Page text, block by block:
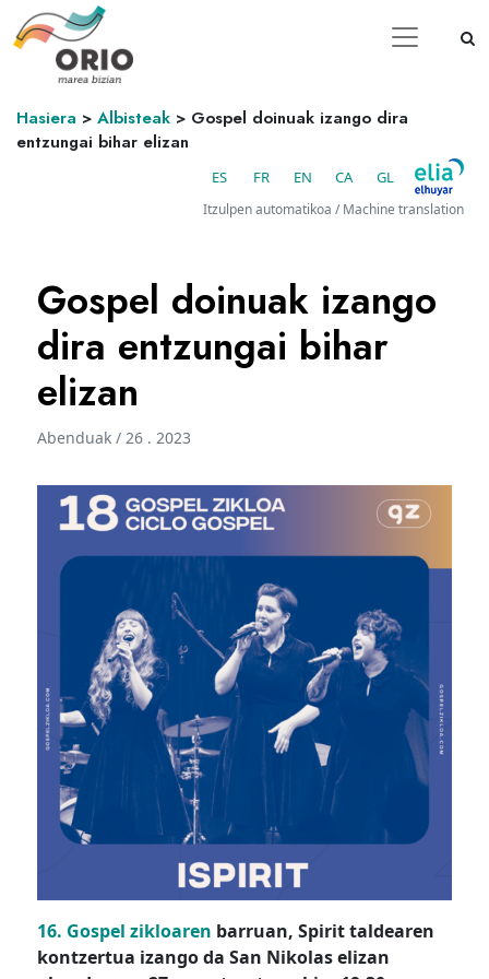
Hasiera > Albisteak > Gospel doinuak izango dira
entzungai bihar elizan
ES FR EN CA GL
Itzulpen automatikoa / Machine translation
Gospel doinuak izango
dira entzungai bihar
elizan
Abenduak / 26 . 2023
16. Gospel zikloaren barruan, Spirit taldearen
kontzertua izango da San Nikolas elizan